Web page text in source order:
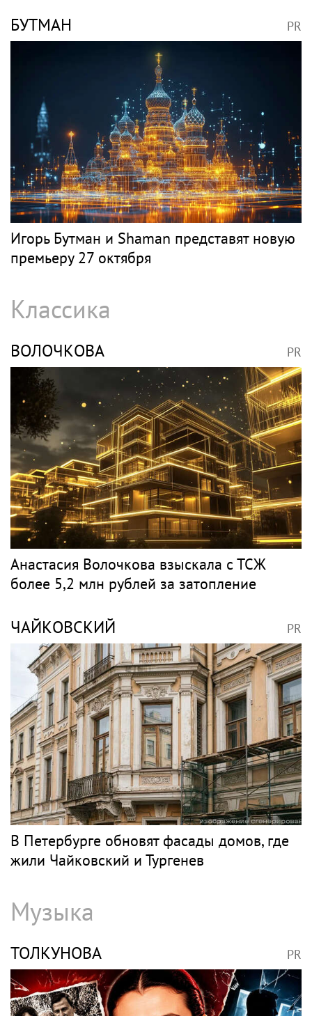
БУТМАН PR
Игорь Бутман и Shaman представят новую
премьеру 27 октября
Классика
ВОЛОЧКОВА PR
Анастасия Волочкова взыскала с ТСЖ
более 5,2 млн рублей за затопление
ЧАЙКОВСКИЙ PR
В Петербурге обновят фасады домов, где
жили Чайковский и Тургенев
Музыка
ТОЛКУНОВА PR